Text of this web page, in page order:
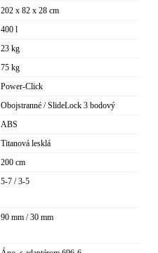
202 x 82 x 28 cm
400 l
23 kg
75 kg
Power-Click
Obojstranné / SlideLock 3 bodový
ABS
Titanová lesklá
200 cm
5-7 / 3-5
90 mm / 30 mm